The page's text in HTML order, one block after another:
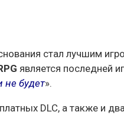
стал лучшим
является последней
не будет».
DLC, а также и